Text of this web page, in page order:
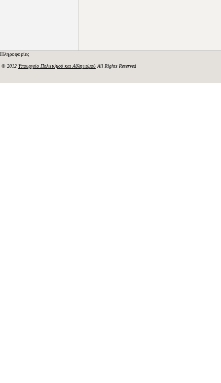
Πληροφορίες
© 2012 Υπουργείο Πολιτισμού και Αθλητισμού All Rights Reserved